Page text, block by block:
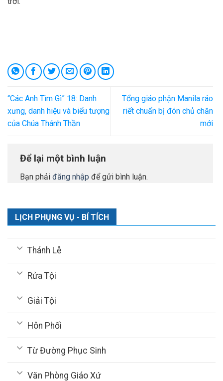
“Các Anh Tìm Gì” 18: Danh
xưng, danh hiệu và biểu tượng
của Chúa Thánh Thần
Tổng giáo phận Manila ráo
riết chuẩn bị đón chủ chăn
mới
Để lại một bình luận
Bạn phải đăng nhập để gửi bình luận.
LỊCH PHỤNG VỤ - BÍ TÍCH
Thánh Lễ
Rửa Tội
Giải Tội
Hôn Phối
Từ Đường Phục Sinh
Văn Phòng Giáo Xứ